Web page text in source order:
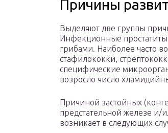
Причины
Выделяют две группы
Инфекционные
грибами. Наиболее часто
стафилококки,
специфические
возросло число
Причиной застойных
предстательной железе и/
возникает в следующих